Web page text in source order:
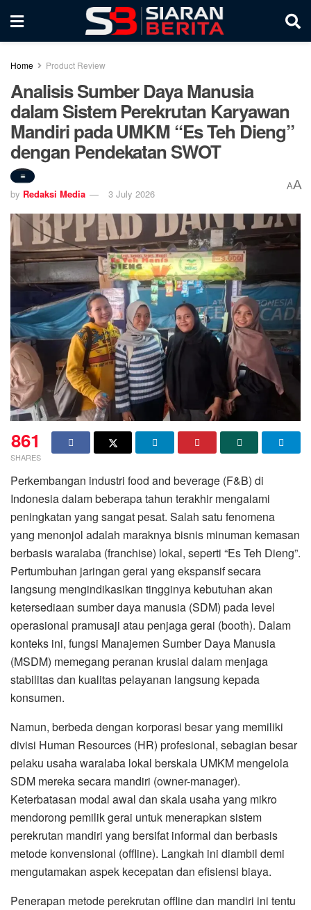
Home Product Review
Analisis Sumber Daya Manusia
dalam Sistem Perekrutan Karyawan
Mandiri pada UMKM “Es Teh Dieng”
dengan Pendekatan SWOT
by Redaksi Media 3 July 2026
AA
861
SHARES
Perkembangan industri food and beverage (F&B) di
Indonesia dalam beberapa tahun terakhir mengalami
peningkatan yang sangat pesat. Salah satu fenomena
yang menonjol adalah maraknya bisnis minuman kemasan
berbasis waralaba (franchise) lokal, seperti “Es Teh Dieng”.
Pertumbuhan jaringan gerai yang ekspansif secara
langsung mengindikasikan tingginya kebutuhan akan
ketersediaan sumber daya manusia (SDM) pada level
operasional pramusaji atau penjaga gerai (booth). Dalam
konteks ini, fungsi Manajemen Sumber Daya Manusia
(MSDM) memegang peranan krusial dalam menjaga
stabilitas dan kualitas pelayanan langsung kepada
konsumen.
Namun, berbeda dengan korporasi besar yang memiliki
divisi Human Resources (HR) profesional, sebagian besar
pelaku usaha waralaba lokal berskala UMKM mengelola
SDM mereka secara mandiri (owner-manager).
Keterbatasan modal awal dan skala usaha yang mikro
mendorong pemilik gerai untuk menerapkan sistem
perekrutan mandiri yang bersifat informal dan berbasis
metode konvensional (offline). Langkah ini diambil demi
mengutamakan aspek kecepatan dan efisiensi biaya.
Penerapan metode perekrutan offline dan mandiri ini tentu